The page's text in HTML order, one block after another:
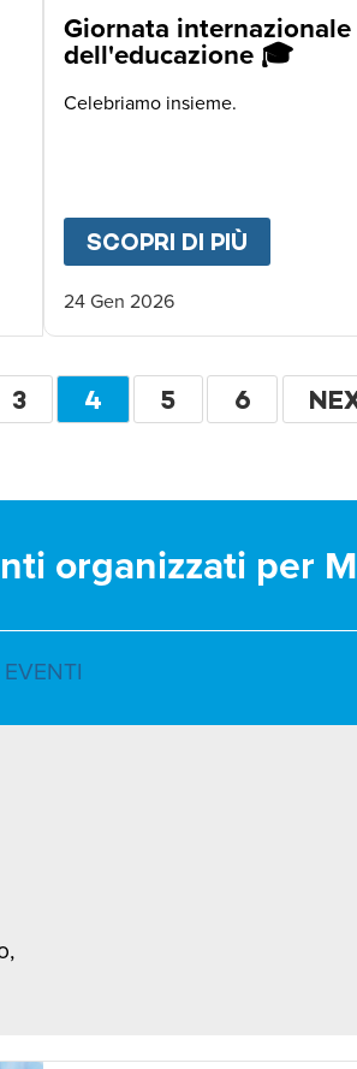
A GENOVA LA MUSICA
Giornata internazionale
dell'educazione 🎓
Celebriamo insieme.
SCOPRI DI PIÙ
24 Gen 2026
PAGINA
3
PAGINA
4 PAGINA
5 PAGINA
6
organizzati per
EVENTI